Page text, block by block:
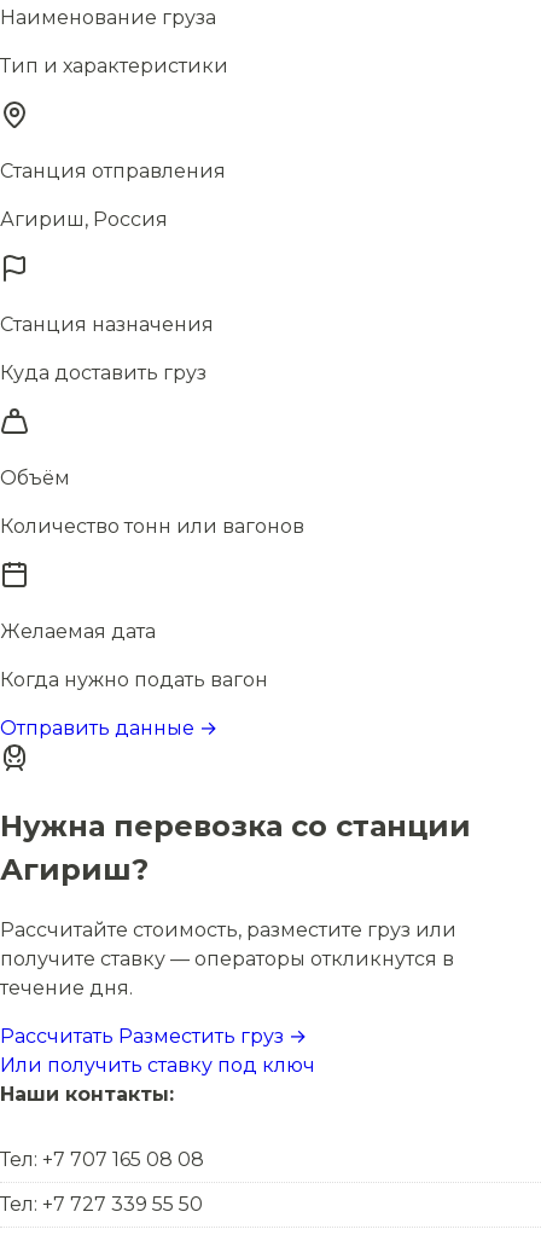
Наименование груза
Тип и характеристики
Станция отправления
Агириш, Россия
Станция назначения
Куда доставить груз
Объём
Количество тонн или вагонов
Желаемая дата
Когда нужно подать вагон
Отправить данные →
Нужна перевозка со станции
Агириш?
Рассчитайте стоимость, разместите груз или
получите ставку — операторы откликнутся в
течение дня.
Рассчитать Разместить груз →
Или получить ставку под ключ
Наши контакты:
Тел: +7 707 165 08 08
Тел: +7 727 339 55 50